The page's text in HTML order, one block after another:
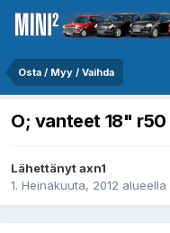
Osta / Myy / Vaihda
O; vanteet 18" r50
Lähettänytaxn1
1. Heinäkuuta, 2012 alueella